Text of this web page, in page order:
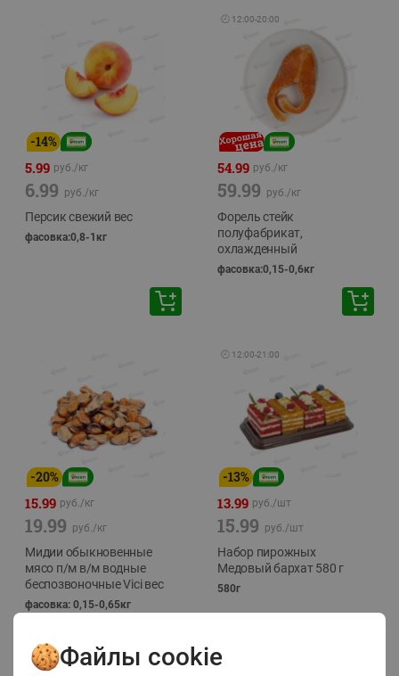
-14%
5.99 руб./кг
6.99 руб./кг
Персик свежий вес
фасовка:0,8-1кг
🕘 12:00-20:00
54.99 руб./кг
59.99 руб./кг
Форель стейк
полуфабрикат,
охлажденный
фасовка:0,15-0,6кг
-20%
15.99 руб./кг
19.99 руб./кг
Мидии обыкновенные
мясо п/м в/м водные
беспозвоночные Vici вес
фасовка: 0,15-0,65кг
🕘 12:00-21:00
-13%
13.99 руб./шт
15.99 руб./шт
Набор пирожных
Медовый бархат 580 г
580г
Файлы cookie